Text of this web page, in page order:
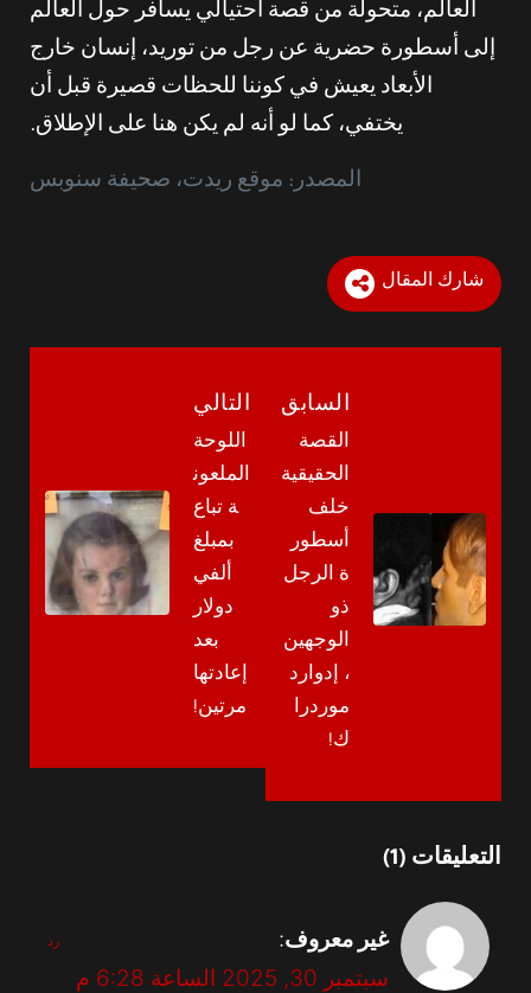
العالم، متحولة من قصة احتيالي يسافر حول العالم
إلى أسطورة حضرية عن رجل من توريد، إنسان خارج
الأبعاد يعيش في كوننا للحظات قصيرة قبل أن
يختفي، كما لو أنه لم يكن هنا على الإطلاق.
المصدر: موقع ريدت، صحيفة سنوبس
شارك المقال
السابق
القصة
الحقيقية
خلف
أسطور
ة الرجل
ذو
الوجهين
، إدوارد
موردرا
ك!
التالي
اللوحة
الملعون
ة تباع
بمبلغ
ألفي
دولار
بعد
إعادتها
مرتين!
التعليقات (1)
غير معروف:
سبتمبر 30, 2025 الساعة 6:28 م
رد